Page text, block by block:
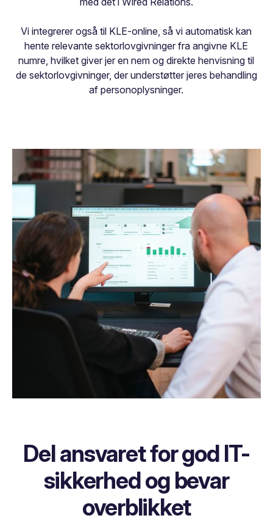
Vi integrerer også til KLE-online, så vi automatisk kan
hente relevante sektorlovgivninger fra angivne KLE
numre, hvilket giver jer en nem og direkte henvisning til
de sektorlovgivninger, der understøtter jeres behandling
af personoplysninger.
Del ansvaret for god IT-
sikkerhed og bevar
overblikket